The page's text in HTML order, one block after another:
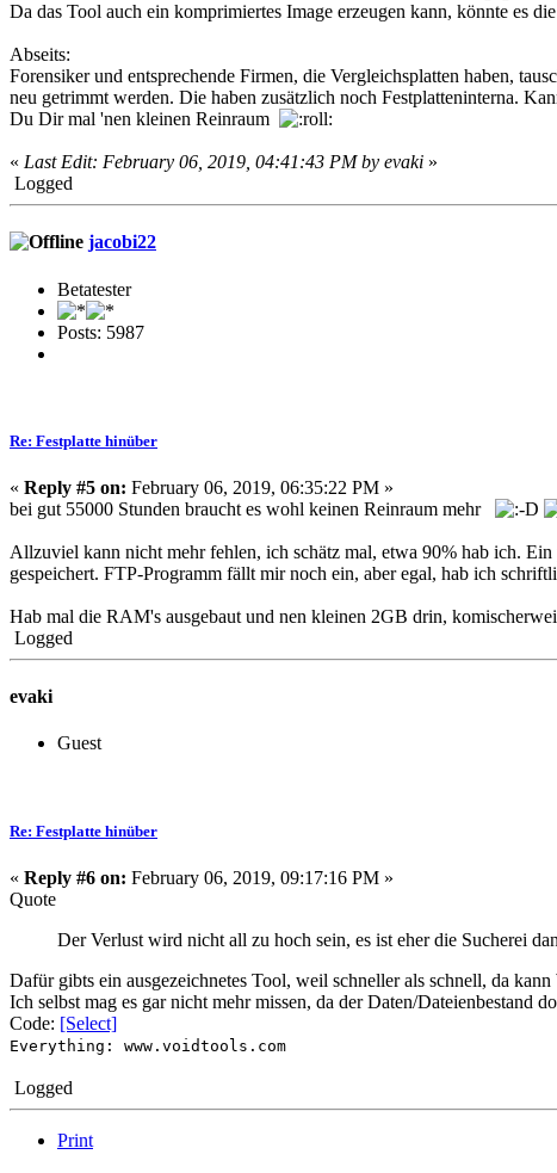
Da das Tool auch ein komprimiertes Image erzeugen kann, könnte es
Abseits:
Forensiker und entsprechende Firmen, die Vergleichsplatten haben,
neu getrimmt werden. Die haben zusätzlich noch Festplatteninterna.
Du Dir mal 'nen kleinen Reinraum
« Last Edit: February 06, 2019, 04:41:43 PM by evaki »
Logged
jacobi22
Betatester
Posts: 5987
Re: Festplatte hinüber
« Reply #5 on: February 06, 2019, 06:35:22 PM »
bei gut 55000 Stunden braucht es wohl keinen Reinraum mehr
Allzuviel kann nicht mehr fehlen, ich schätz mal, etwa 90% hab ich.
gespeichert. FTP-Programm fällt mir noch ein, aber egal, hab ich
Hab mal die RAM's ausgebaut und nen kleinen 2GB drin,
Logged
evaki
Guest
Re: Festplatte hinüber
« Reply #6 on: February 06, 2019, 09:17:16 PM »
Quote
Der Verlust wird nicht all zu hoch sein, es ist eher die Sucherei
Dafür gibts ein ausgezeichnetes Tool, weil schneller als schnell, da
Ich selbst mag es gar nicht mehr missen, da der Daten/Dateienbestand
Code: [Select]
Everything: www.voidtools.com
Logged
Print